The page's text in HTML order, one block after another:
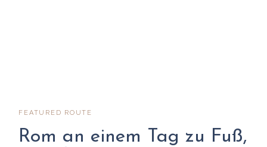
FEATURED ROUTE
Rom an einem Tag zu Fuß,